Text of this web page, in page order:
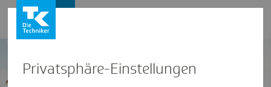
Privat­sphäre-Einstel­lungen